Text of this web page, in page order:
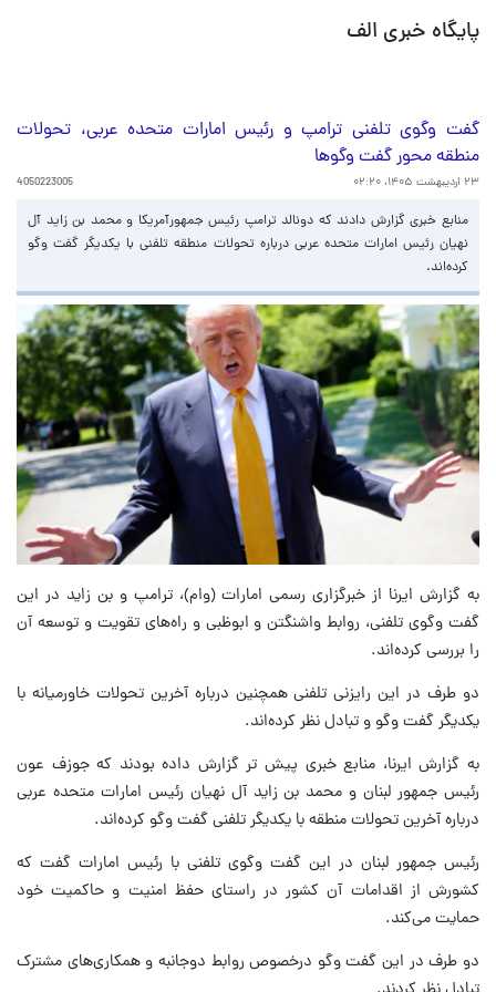
پایگاه خبری الف
گفت وگوی تلفنی ترامپ و رئیس امارات متحده عربی، تحولات
منطقه محور گفت وگوها
۲۳ اردیبهشت ۱۴۰۵، ۰۲:۲۰ 4050223005
منابع خبری گزارش دادند که دونالد ترامپ رئیس جمهورآمریکا و محمد بن زاید آل
نهیان رئیس امارات متحده عربی درباره تحولات منطقه تلفنی با یکدیگر گفت وگو
کرده‌اند.
به گزارش ایرنا از خبرگزاری رسمی امارات (وام)، ترامپ و بن زاید در این
گفت وگوی تلفنی، روابط واشنگتن و ابوظبی و راه‌های تقویت و توسعه آن
را بررسی کرده‌اند.
دو طرف در این رایزنی تلفنی همچنین درباره آخرین تحولات خاورمیانه با
یکدیگر گفت وگو و تبادل نظر کرده‌اند.
به گزارش ایرنا، منابع خبری پیش تر گزارش داده بودند که جوزف عون
رئیس جمهور لبنان و محمد بن زاید آل نهیان رئیس امارات متحده عربی
درباره آخرین تحولات منطقه با یکدیگر تلفنی گفت وگو کرده‌اند.
رئیس جمهور لبنان در این گفت وگوی تلفنی با رئیس امارات گفت که
کشورش از اقدامات آن کشور در راستای حفظ امنیت و حاکمیت خود
حمایت می‌کند.
دو طرف در این گفت وگو درخصوص روابط دوجانبه و همکاری‌های مشترک